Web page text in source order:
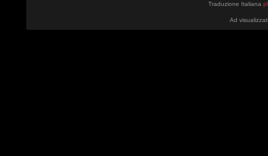
Traduzione Italiana
Ad